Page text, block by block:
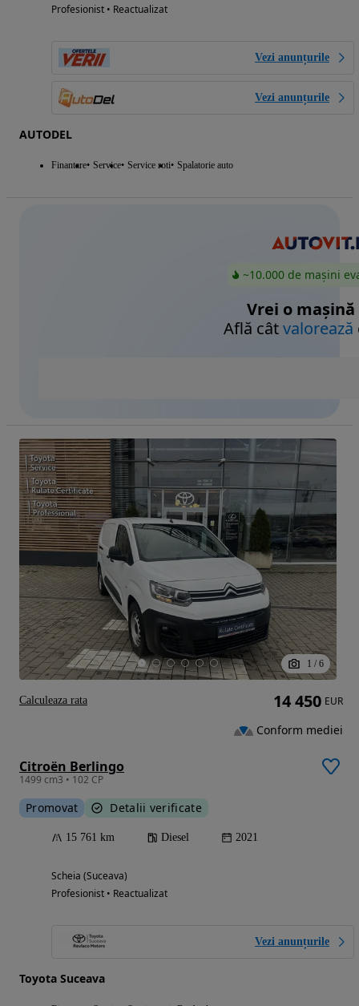
Profesionist • Reactualizat
Vezi anunțurile
Vezi anunțurile
AUTODEL
Finantare Service Service roti Spalatorie auto
~10.000 de mașini
Vrei o mașină
Află câtvalorează
1 / 6
Citroën Berlingo
1499 cm3 • 102 CP
Promovat Detalii verificate
15 761 km Diesel 2021
Scheia (Suceava)
Profesionist • Reactualizat
Vezi anunțurile
Toyota Suceava
14 450 EUR
Conform mediei
Calculeaza rata